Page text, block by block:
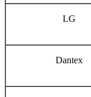
LG
Dantex